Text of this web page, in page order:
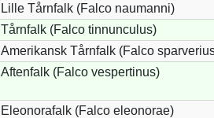
Lille Tårnfalk (Falco naumanni)
Tårnfalk (Falco tinnunculus)
Amerikansk Tårnfalk (Falco
Aftenfalk (Falco vespertinus)
Eleonorafalk (Falco eleonorae)